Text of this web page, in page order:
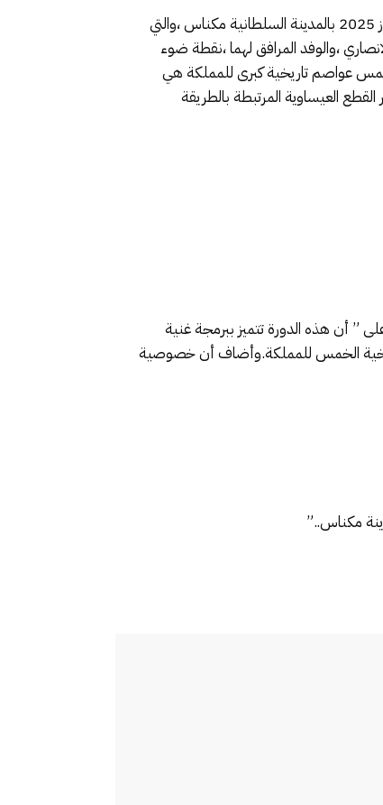
شكلت مراسيم افتتاح الدورة الخامسة لفعاليات مهرجان عيساوى الدولي “مقامات وايقاعات عالمية ” يوم أمس الابعاء 2 يوليوز 2025 بالمدينة السلطانية مكناس ،والتي
،والوفد المرافق لهما ،نقطة ضوء
خمس عواصم تاريخية كبرى للمملكة هي
العيساوية المرتبطة بالطريقة
” أن هذه الدورة تتميز ببرمجة غنية
التاريخية الخمس للمملكة.وأضاف أن خصوصية
مكناس..”